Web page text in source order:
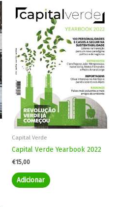
Capital Verde
Capital Verde Yearbook 2022
€15,00
Adicionar